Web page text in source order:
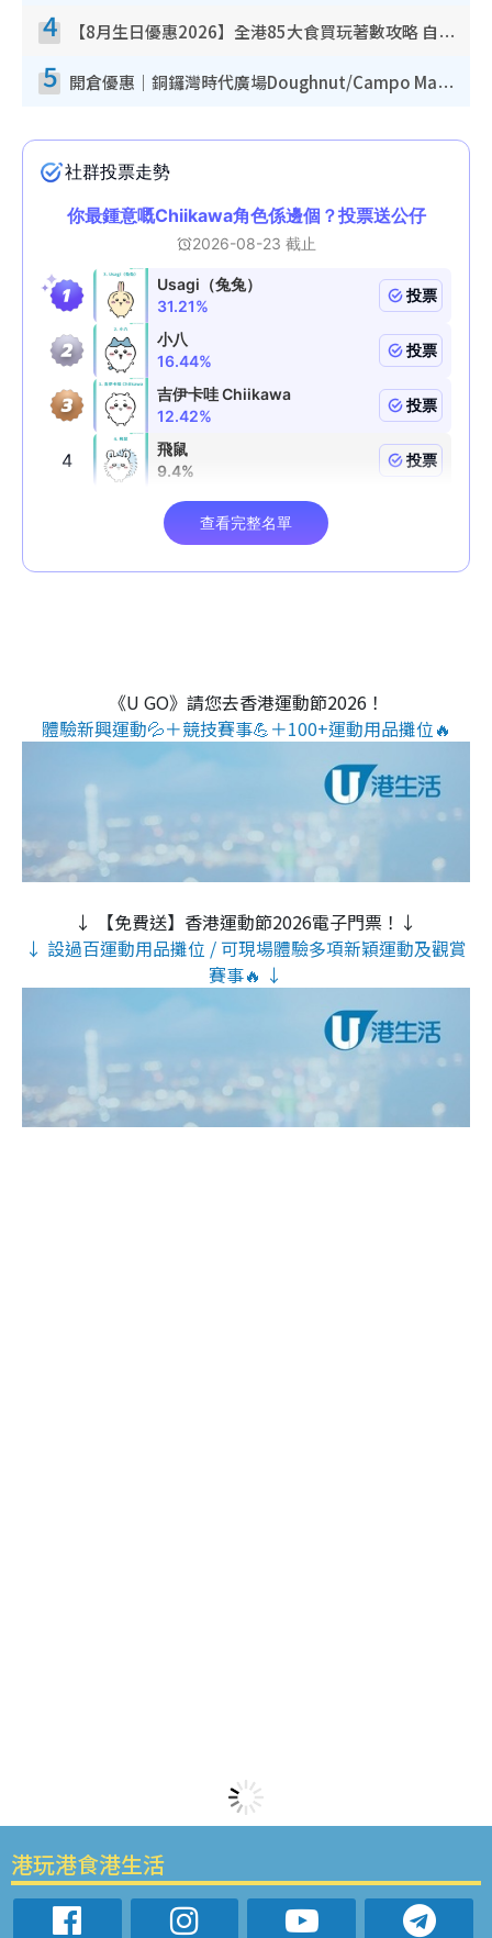
4 【8月生日優惠2026】全港85大食買玩著數攻略 自助餐/火鍋放題同行免費＋誠品/DONKI送現金券
5 開倉優惠｜銅鑼灣時代廣場Doughnut/Campo Marzio開倉低至1折！背囊、書包、手袋劈價$200起
《U GO》請您去香港運動節2026！
體驗新興運動💦＋競技賽事💪＋100+運動用品攤位🔥
↓ 【免費送】香港運動節2026電子門票！↓
↓ 設過百運動用品攤位 / 可現場體驗多項新穎運動及觀賞
賽事🔥 ↓
港玩港食港生活